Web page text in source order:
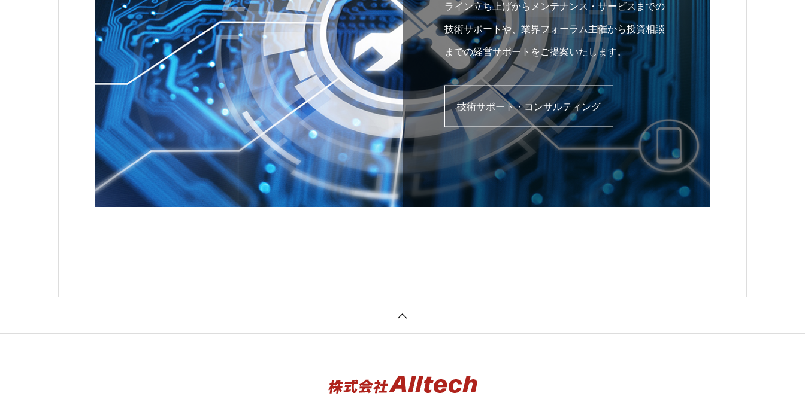
ライン立ち上げからメンテナンス・サービスまでの
技術サポートや、業界フォーラム主催から投資相談
までの経営サポートをご提案いたします。
技術サポート・コンサルティング